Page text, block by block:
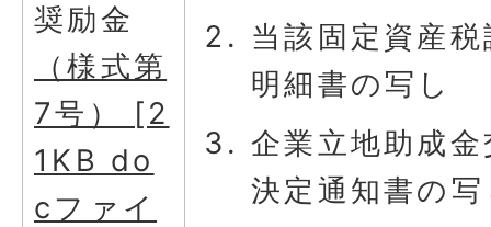
奨励金
（様式第
7号） [2
1KB do
cファイ
当該固定資産
明細書の写し
企業立地助成金
決定通知書の